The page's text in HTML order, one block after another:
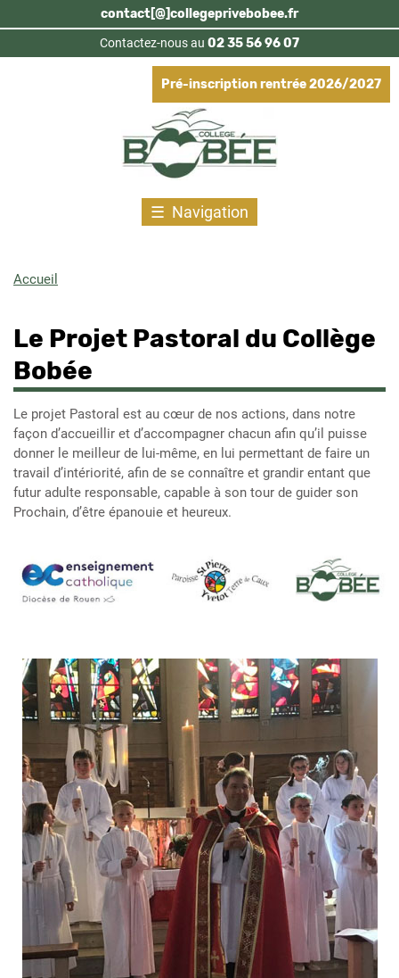
Aller
au
contenu
principal
contact[@]collegeprivebobee.fr
Contactez-nous au 02 35 56 96 07
Pré-inscription rentrée 2026/2027
Navigation
Accueil
Le Projet Pastoral du Collège
Bobée
Le projet Pastoral est au cœur de nos actions, dans notre
façon d’accueillir et d’accompagner chacun afin qu’il puisse
donner le meilleur de lui-même, en lui permettant de faire un
travail d’intériorité, afin de se connaître et grandir entant que
futur adulte responsable, capable à son tour de guider son
Prochain, d’être épanouie et heureux.